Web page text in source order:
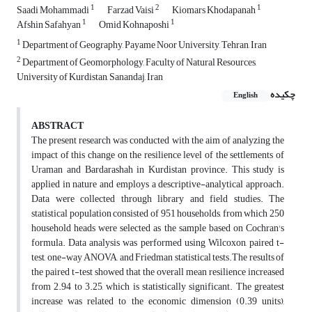
Saadi Mohammadi1 Farzad Vaisi2 Kiomars Khodapanah1
Afshin Safahyan1 Omid Kohnaposhi1
1Department of Geography, Payame Noor University, Tehran, Iran
2Department of Geomorphology, Faculty of Natural Resources,
University of Kurdistan, Sanandaj, Iran
چکیده
English
ABSTRACT
The present research was conducted with the aim of analyzing the
impact of this change on the resilience level of the settlements of
Uraman and Bardarashah in Kurdistan province. This study is
applied in nature and employs a descriptive-analytical approach.
Data were collected through library and field studies. The
statistical population consisted of 951 households, from which 250
household heads were selected as the sample based on Cochran's
formula. Data analysis was performed using Wilcoxon, paired t-
test, one-way ANOVA, and Friedman statistical tests.The results of
the paired t-test showed that the overall mean resilience increased
from 2.94 to 3.25, which is statistically significant. The greatest
increase was related to the economic dimension (0.39 units),